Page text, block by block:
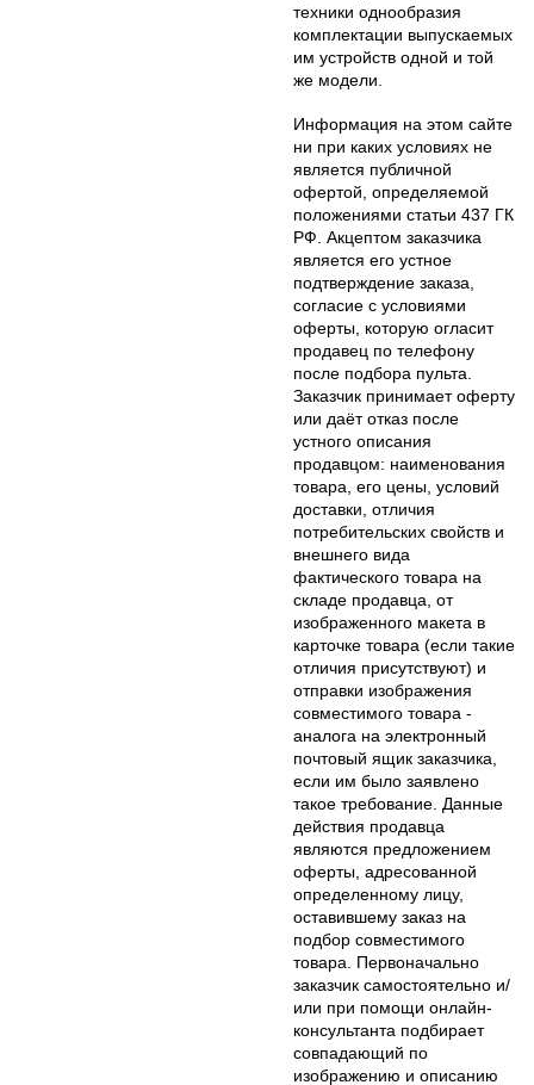
техники однообразия
комплектации выпускаемых
им устройств одной и той
же модели.
Информация на этом сайте
ни при каких условиях не
является публичной
офертой, определяемой
положениями статьи 437 ГК
РФ. Акцептом заказчика
является его устное
подтверждение заказа,
согласие с условиями
оферты, которую огласит
продавец по телефону
после подбора пульта.
Заказчик принимает оферту
или даёт отказ после
устного описания
продавцом: наименования
товара, его цены, условий
доставки, отличия
потребительских свойств и
внешнего вида
фактического товара на
складе продавца, от
изображенного макета в
карточке товара (если такие
отличия присутствуют) и
отправки изображения
совместимого товара -
аналога на электронный
почтовый ящик заказчика,
если им было заявлено
такое требование. Данные
действия продавца
являются предложением
оферты, адресованной
определенному лицу,
оставившему заказ на
подбор совместимого
товара. Первоначально
заказчик самостоятельно и/
или при помощи онлайн-
консультанта подбирает
совпадающий по
изображению и описанию